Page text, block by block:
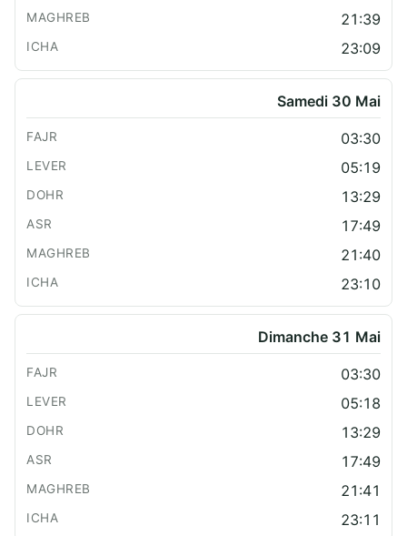
21:39
23:09
Samedi 30 Mai
03:30
05:19
13:29
17:49
21:40
23:10
Dimanche 31 Mai
03:30
05:18
13:29
17:49
21:41
23:11